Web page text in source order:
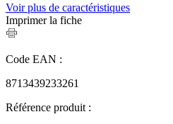
Voir plus de caractéristiques
Imprimer la fiche
Code EAN :
8713439233261
Référence produit :